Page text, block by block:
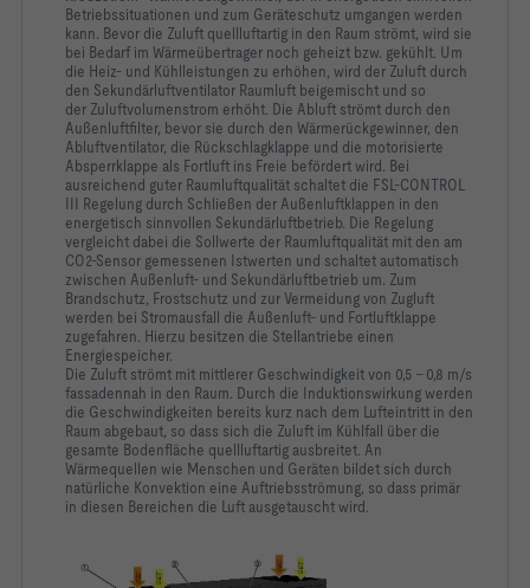
Betriebssituationen und zum Geräteschutz umgangen werden
kann. Bevor die Zuluft quellluftartig in den Raum strömt, wird sie
bei Bedarf im Wärmeübertrager noch geheizt bzw. gekühlt. Um
die Heiz- und Kühlleistungen zu erhöhen, wird der Zuluft durch
den Sekundärluftventilator Raumluft beigemischt und so
der Zuluftvolumenstrom erhöht. Die Abluft strömt durch den
Außenluftfilter, bevor sie durch den Wärmerückgewinner, den
Abluftventilator, die Rückschlagklappe und die motorisierte
Absperrklappe als Fortluft ins Freie befördert wird. Bei
ausreichend guter Raumluftqualität schaltet die FSL-CONTROL
III Regelung durch Schließen der Außenluftklappen in den
energetisch sinnvollen Sekundärluftbetrieb. Die Regelung
vergleicht dabei die Sollwerte der Raumluftqualität mit den am
CO2-Sensor gemessenen Istwerten und schaltet automatisch
zwischen Außenluft- und Sekundärluftbetrieb um. Zum
Brandschutz, Frostschutz und zur Vermeidung von Zugluft
werden bei Stromausfall die Außenluft- und Fortluftklappe
zugefahren. Hierzu besitzen die Stellantriebe einen
Energiespeicher.
Die Zuluft strömt mit mittlerer Geschwindigkeit von 0,5 – 0,8 m/s
fassadennah in den Raum. Durch die Induktionswirkung werden
die Geschwindigkeiten bereits kurz nach dem Lufteintritt in den
Raum abgebaut, so dass sich die Zuluft im Kühlfall über die
gesamte Bodenfläche quellluftartig ausbreitet. An
Wärmequellen wie Menschen und Geräten bildet sich durch
natürliche Konvektion eine Auftriebsströmung, so dass primär
in diesen Bereichen die Luft ausgetauscht wird.